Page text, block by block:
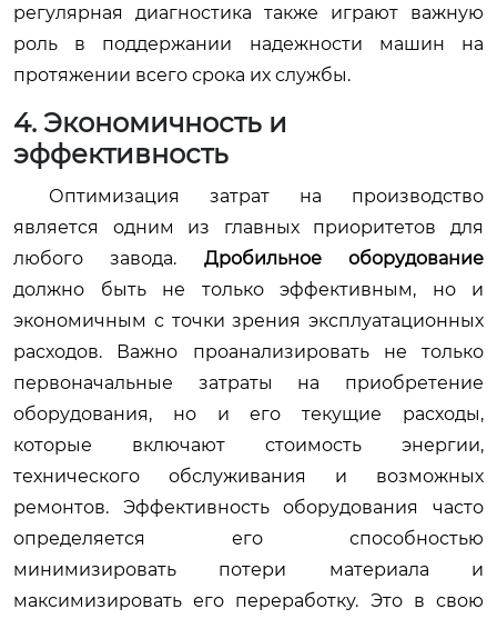
регулярная диагностика также играют важную
роль в поддержании надежности машин на
протяжении всего срока их службы.
4. Экономичность и
эффективность
Оптимизация затрат на производство
является одним из главных приоритетов для
любого завода. Дробильное оборудование
должно быть не только эффективным, но и
экономичным с точки зрения эксплуатационных
расходов. Важно проанализировать не только
первоначальные затраты на приобретение
оборудования, но и его текущие расходы,
которые включают стоимость энергии,
технического обслуживания и возможных
ремонтов. Эффективность оборудования часто
определяется его способностью
минимизировать потери материала и
максимизировать его переработку. Это в свою